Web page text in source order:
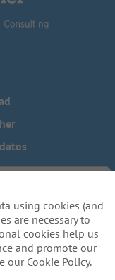
- US Residents
completar alguna
incluido el uso de
using cookies (and
are necessary to
cookies help us
and promote our
our Cookie Policy.